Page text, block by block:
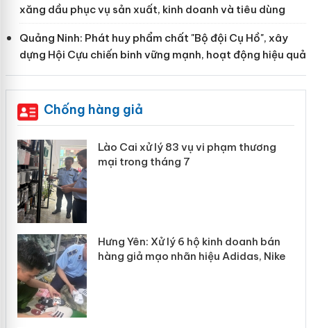
xăng dầu phục vụ sản xuất, kinh doanh và tiêu dùng
Quảng Ninh: Phát huy phẩm chất "Bộ đội Cụ Hồ", xây
dựng Hội Cựu chiến binh vững mạnh, hoạt động hiệu quả
Chống hàng giả
Lào Cai xử lý 83 vụ vi phạm thương
mại trong tháng 7
Hưng Yên: Xử lý 6 hộ kinh doanh bán
hàng giả mạo nhãn hiệu Adidas, Nike